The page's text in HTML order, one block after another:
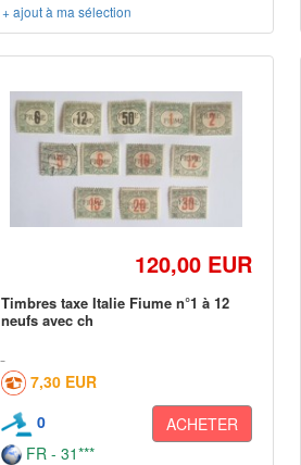
+ ajout à ma sélection
120,00 EUR
Timbres taxe Italie Fiume n°1 à 12
neufs avec ch
7,30 EUR
0
ACHETER
FR - 31***